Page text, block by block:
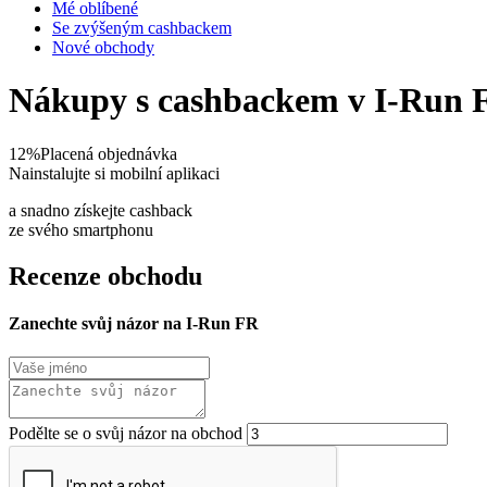
Mé oblíbené
Se zvýšeným cashbackem
Nové obchody
Nákupy s cashbackem v I-Run
12%Placená objednávka
Nainstalujte si mobilní aplikaci
a snadno získejte cashback
ze svého smartphonu
Recenze obchodu
Zanechte svůj názor na I-Run FR
Podělte se o svůj názor na obchod